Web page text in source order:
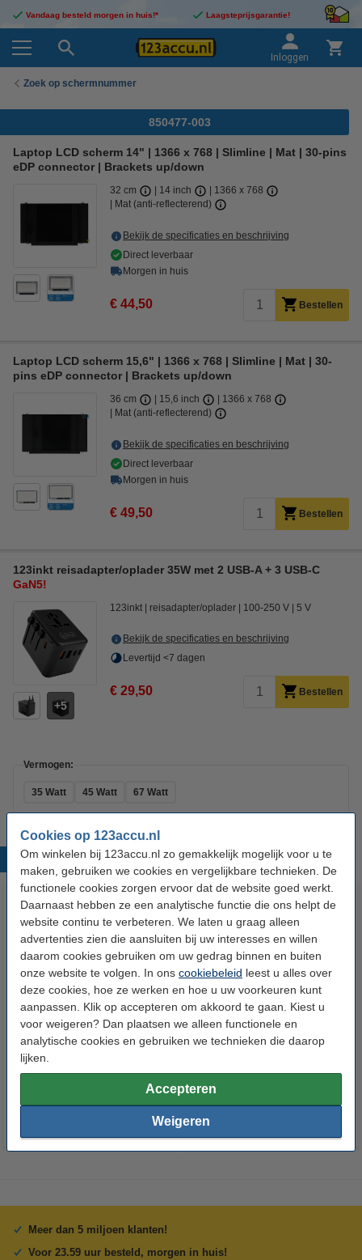
Cookies op 123accu.nl
Om winkelen bij 123accu.nl zo gemakkelijk mogelijk voor u te
maken, gebruiken we cookies en vergelijkbare technieken. De
functionele cookies zorgen ervoor dat de website goed werkt.
Daarnaast hebben ze een analytische functie die ons helpt de
website continu te verbeteren. We laten u graag alleen
advertenties zien die aansluiten bij uw interesses en willen
daarom cookies gebruiken om uw gedrag binnen en buiten
onze website te volgen. In ons cookiebeleid leest u alles over
deze cookies, hoe ze werken en hoe u uw voorkeuren kunt
aanpassen. Klik op accepteren om akkoord te gaan. Kiest u
voor weigeren? Dan plaatsen we alleen functionele en
analytische cookies en gebruiken we technieken die daarop
lijken.
Accepteren
Weigeren
Vandaag besteld morgen in huis!* Laagsteprijsgarantie!
Inloggen
Zoek op schermnummer
850477-003
Laptop LCD scherm 14" | 1366 x 768 | Slimline | Mat | 30-pins
eDP connector | Brackets up/down
32 cm 14 inch
1366 x 768
Mat (anti-reflecterend)
Bekijk de specificaties en beschrijving
Direct leverbaar
Morgen in huis
€ 44,50 Bestellen
Laptop LCD scherm 15,6" | 1366 x 768 | Slimline | Mat | 30-
pins eDP connector | Brackets up/down
36 cm 15,6 inch
1366 x 768
Mat (anti-reflecterend)
Bekijk de specificaties en beschrijving
Direct leverbaar
Morgen in huis
€ 49,50 Bestellen
123inkt reisadapter/oplader 35W met 2 USB-A + 3 USB-C
GaN5!
5
123inkt reisadapter/oplader 100-250 V 5 V
Bekijk de specificaties en beschrijving
Levertijd <7 dagen
€ 29,50 Bestellen
Vermogen:
35 Watt 45 Watt 67 Watt
Populaire producten
123accu Xtreme Power AAA /
MN2400 / LR03 alkaline batterij
24 stuks
123accu Xtreme Power
knoopcellen multipack
Meer dan 5 miljoen klanten!
Voor 23.59 uur besteld, morgen in huis!